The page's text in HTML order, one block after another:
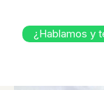
¿Hablamos y